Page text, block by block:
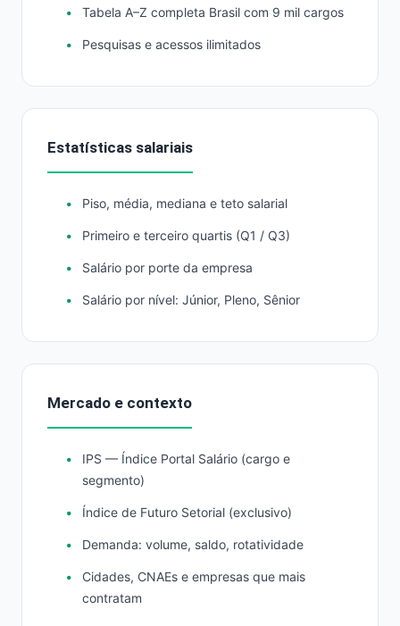
Tabela A–Z completa Brasil com 9 mil cargos
Pesquisas e acessos ilimitados
Estatísticas salariais
Piso, média, mediana e teto salarial
Primeiro e terceiro quartis (Q1 / Q3)
Salário por porte da empresa
Salário por nível: Júnior, Pleno, Sênior
Mercado e contexto
IPS — Índice Portal Salário (cargo e
segmento)
Índice de Futuro Setorial (exclusivo)
Demanda: volume, saldo, rotatividade
Cidades, CNAEs e empresas que mais
contratam